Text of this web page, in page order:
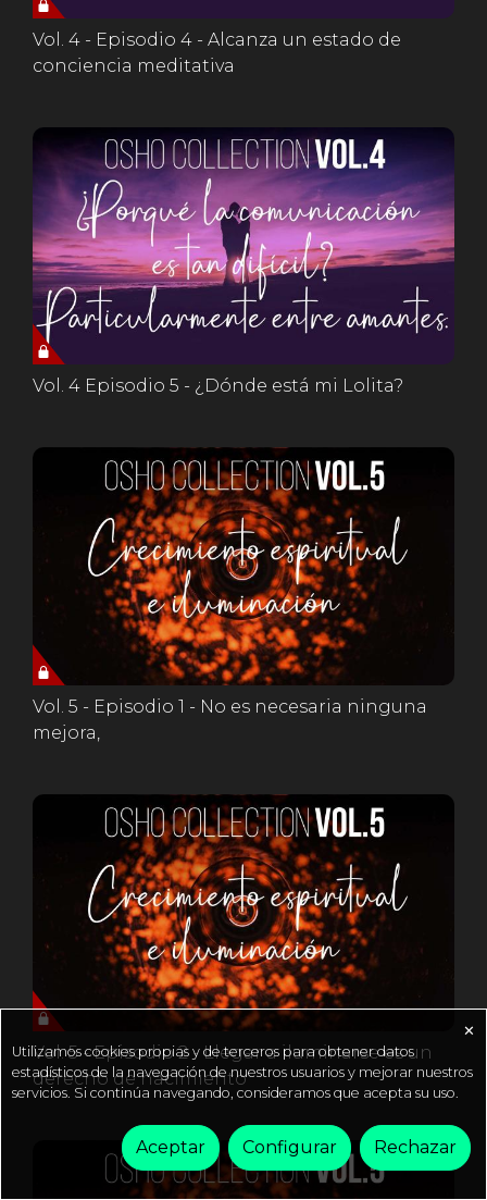
Vol. 4 - Episodio 4 - Alcanza un estado de
conciencia meditativa
Vol. 4 Episodio 5 - ¿Dónde está mi Lolita?
Vol. 5 - Episodio 1 - No es necesaria ninguna
mejora,
Vol. 5 - Episodio 2 - Llegar a iluminarse es un
derecho de nacimiento
✕
Utilizamos cookies propias y de terceros para obtener datos
estadísticos de la navegación de nuestros usuarios y mejorar nuestros
servicios. Si continúa navegando, consideramos que acepta su uso.
Aceptar Configurar Rechazar